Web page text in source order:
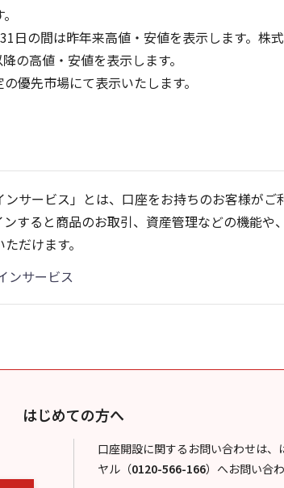
0
0
100
日の間は昨年来高値・安値を表示します。株
の高値・安値を表示します。
優先市場にて表示いたします。
ンサービス」とは、口座をお持ちのお客様が
ンすると商品のお取引、資産管理などの機能や
だけます。
ンサービス
はじめての方へ
口座開設に関するお問い合わせは、
ヤル （0120-566-166） へお問い合